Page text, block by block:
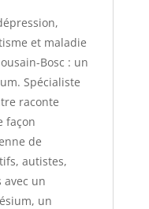
et maladie
Bosc : un
Spécialiste
raconte
façon
de
autistes,
un
un